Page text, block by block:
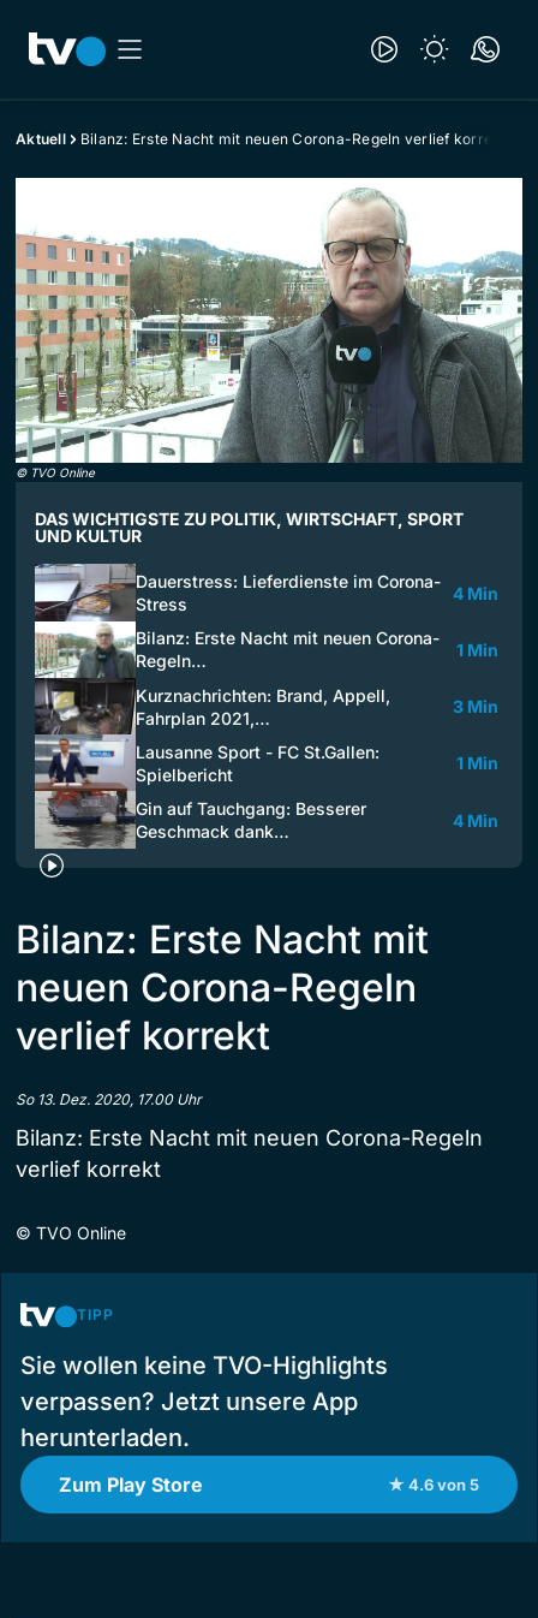
Aktuell Bilanz: Erste Nacht mit neuen Corona-Regeln verlief korrekt
© TVO Online
DAS WICHTIGSTE ZU POLITIK, WIRTSCHAFT, SPORT
UND KULTUR
Dauerstress: Lieferdienste im Corona-
Stress
4 Min
Bilanz: Erste Nacht mit neuen Corona-
Regeln…
1 Min
Kurznachrichten: Brand, Appell,
Fahrplan 2021,…
3 Min
Lausanne Sport - FC St.Gallen:
Spielbericht
1 Min
Gin auf Tauchgang: Besserer
Geschmack dank…
4 Min
Bilanz: Erste Nacht mit
neuen Corona-Regeln
verlief korrekt
So 13. Dez. 2020, 17.00 Uhr
Bilanz: Erste Nacht mit neuen Corona-Regeln
verlief korrekt
© TVO Online
TIPP
Sie wollen keine TVO-Highlights
verpassen? Jetzt unsere App
herunterladen.
Zum Play Store ★ 4.6 von 5